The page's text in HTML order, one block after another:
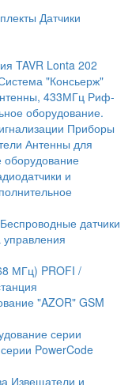
Датчики
TAVR Lonta 202
"Консьерж"
433МГц Риф-
оборудование.
Приборы
Антенны для
оборудование
и
Беспроводные датчики
управления
МГц) PROFI /
"AZOR" GSM
серии
PowerCode
Извещатели и